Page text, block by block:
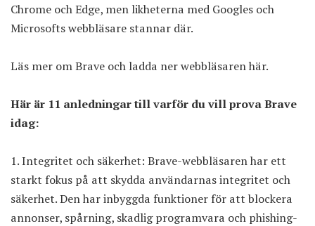
Chrome och Edge, men likheterna med Googles och
Microsofts webbläsare stannar där.
Läs mer om Brave och ladda ner webbläsaren här.
Här är 11 anledningar till varför du vill prova Brave
idag:
Integritet och säkerhet: Brave-webbläsaren har ett
starkt fokus på att skydda användarnas integritet och
säkerhet. Den har inbyggda funktioner för att blockera
annonser, spårning, skadlig programvara och phishing-